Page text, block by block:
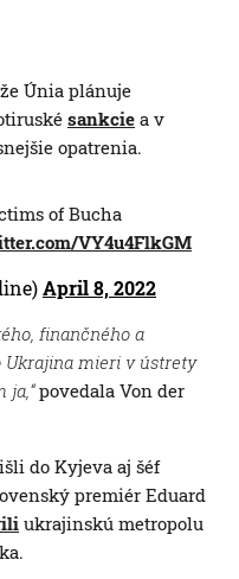
Únia plánuje
sankcie a v
opatrenia.
of Bucha
VY4u4FlkGM
April 8, 2022
finančného a
Ukrajina mieri v ústrety
ja,“povedala Von der
do Kyjeva aj šéf
premiér Eduard
ukrajinskú metropolu